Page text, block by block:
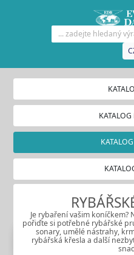
Je rybaření vašim
pořiďte si potřebné rybářské
sonary, umělé nástrahy,
rybářská křesla a další